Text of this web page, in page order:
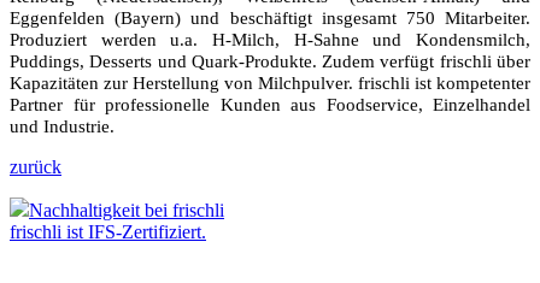
Eggenfelden (Bayern) und beschäftigt insgesamt 750 Mitarbeiter.
Produziert werden u.a. H-Milch, H-Sahne und Kondensmilch,
Puddings, Desserts und Quark-Produkte. Zudem verfügt frischli über
Kapazitäten zur Herstellung von Milchpulver. frischli ist kompetenter
Partner für professionelle Kunden aus Foodservice, Einzelhandel
und Industrie.
zurück
Nachhaltigkeit bei frischli
frischli ist IFS-Zertifiziert.